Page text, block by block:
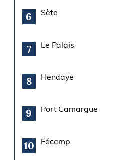
6 Sète
7 Le Palais
8 Hendaye
9 Port Camargue
10 Fécamp